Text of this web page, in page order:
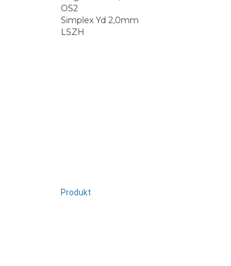
OS2
Simplex Yd 2,0mm
LSZH
Produkt